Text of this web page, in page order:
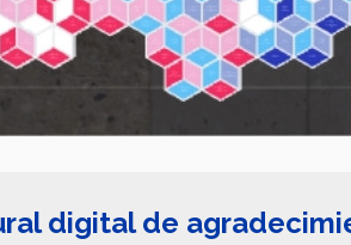
digital de